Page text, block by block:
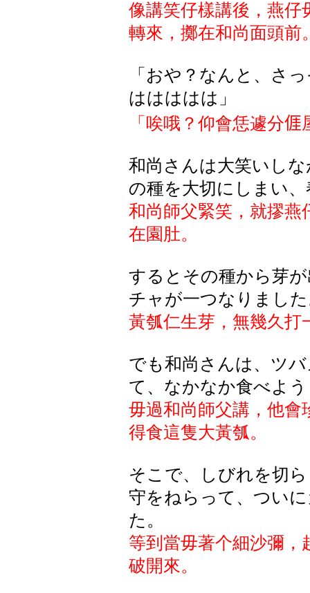
像講笑仔樣講後，燕仔
轉來 ，擲在和尚面頭前
「おや？なんと、さ
ははははは」
「唉哦？仰會恁遽分𠊎
和尚さんは大笑いし
の種を大切にしまい
和尚師父緊笑，就摎燕
在園肚。
するとその種から芽
チャが一つなりまし
黃瓠仁生芽，無幾久打
でも和尚さんは、ツ
て、なかなか食べよ
毋過和尚師父講，他會
得食這隻大黃瓠。
そこで、しびれを切
守をねらって、つい
た。
等到當毋著个細沙彌，
破開來。